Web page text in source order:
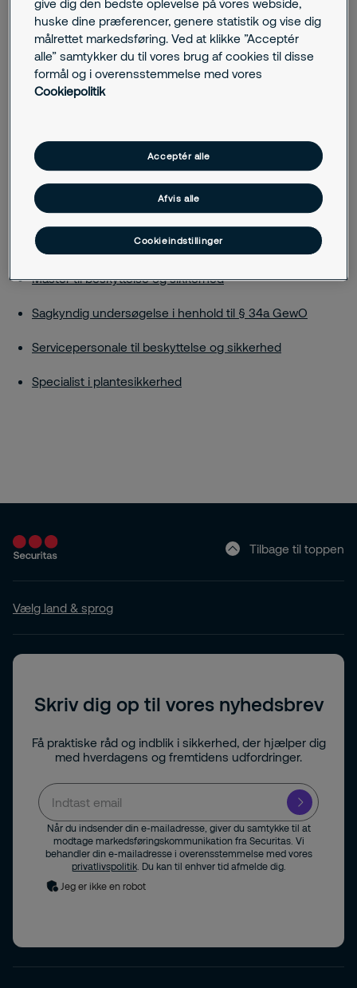
Relaterede indlæg
§34a GewO
Vagt Register
Specialist i beskyttelse og sikkerhed
GSSK
Master til beskyttelse og sikkerhed
Sagkyndig undersøgelse i henhold til § 34a GewO
Servicepersonale til beskyttelse og sikkerhed
Specialist i plantesikkerhed
Tilbage til toppen
Vælg land & sprog
Skriv dig op til vores nyhedsbrev
Få praktiske råd og indblik i sikkerhed, der hjælper dig
med hverdagens og fremtidens udfordringer.
Når du indsender din e-mailadresse, giver du samtykke til at
modtage markedsføringskommunikation fra Securitas. Vi
behandler din e-mailadresse i overensstemmelse med vores
privatlivspolitik. Du kan til enhver tid afmelde dig.
Jeg er ikke en robot
give dig den bedste oplevelse på vores webside,
huske dine præferencer, genere statistik og vise dig
målrettet markedsføring. Ved at klikke ”Acceptér
alle” samtykker du til vores brug af cookies til disse
formål og i overensstemmelse med vores
Cookiepolitik
Cookieindstillinger
Afvis alle
Acceptér alle